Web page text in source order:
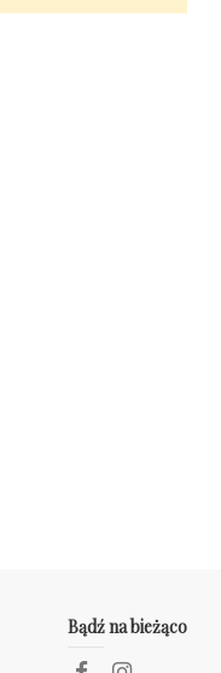
Bądź na bieżąco